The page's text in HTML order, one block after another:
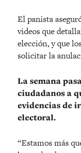
El panista
videos que
elección, y que
solicitar la
La semana
ciudadanos a
evidencias de
electoral.
“Estamos más